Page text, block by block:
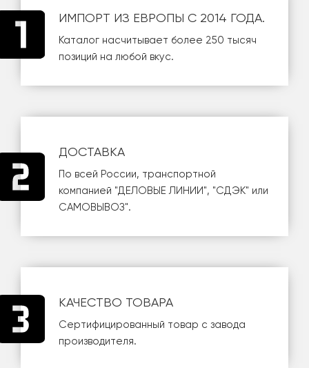
ИМПОРТ ИЗ ЕВРОПЫ С 2014 ГОДА.
Каталог насчитывает более 250 тысяч
позиций на любой вкус.
ДОСТАВКА
По всей России, транспортной
компанией "ДЕЛОВЫЕ ЛИНИИ", "СДЭК" или
САМОВЫВОЗ".
КАЧЕСТВО ТОВАРА
Сертифицированный товар с завода
производителя.